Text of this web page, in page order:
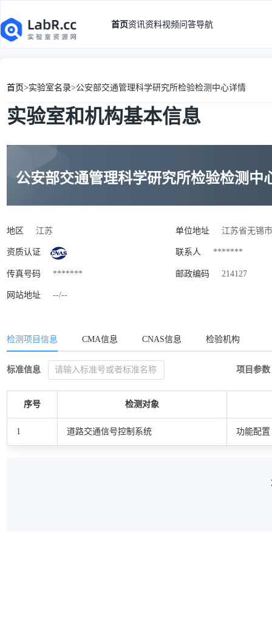
首页资讯资料视频问答导航
首页>实验室名录>公安部交通管理科学研究所检验检测中心详情
实验室和机构基本信息
公安部交通管理科学研究所检验检测中
地区 江苏 单位地址 江苏省无锡
资质认证 联系人 *******
传真号码 ******* 邮政编码 214127
网站地址 --/--
检测项目信息 CMA信息 CNAS信息 检验机构
标准信息 项目参数
序号 检测对象
1 道路交通信号控制系统 功能配置